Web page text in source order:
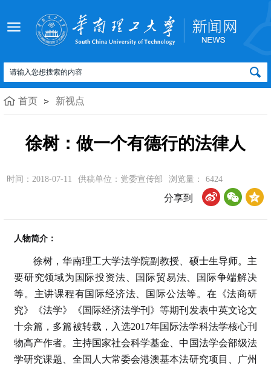
首页 新视点
徐树：做一个有德行的法律人
时间：2018-07-11 供稿单位：党委宣传部 浏览量： 6424
分享到
人物简介：
徐树，华南理工大学法学院副教授、硕士生导师。主
要研究领域为国际投资法、国际贸易法、国际争端解决
等。主讲课程有国际经济法、国际公法等。在《法商研
究》《法学》《国际经济法学刊》等期刊发表中英文论文
十余篇，多篇被转载，入选2017年国际法学科法学核心刊
物高产作者。主持国家社会科学基金、中国法学会部级法
学研究课题、全国人大常委会港澳基本法研究项目、广州